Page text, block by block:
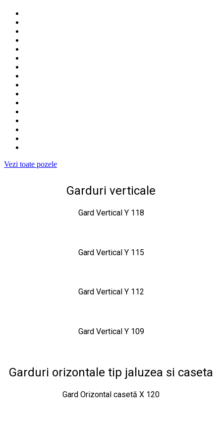
Vezi toate pozele
Garduri verticale
Gard Vertical Y 118
Gard Vertical Y 115
Gard Vertical Y 112
Gard Vertical Y 109
Garduri orizontale tip jaluzea si caseta
Gard Orizontal casetă X 120